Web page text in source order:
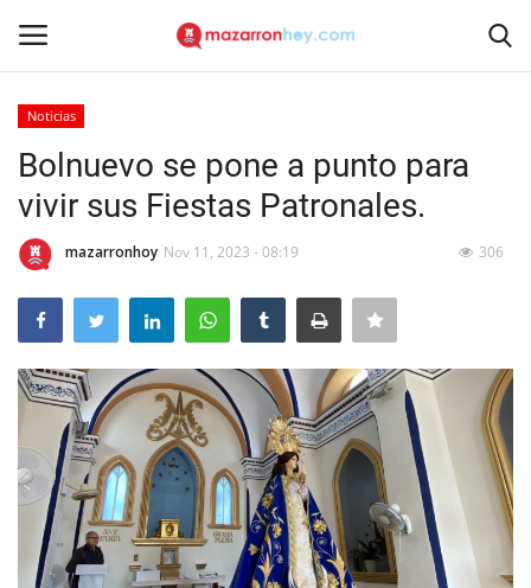
Inicio
Contacto
Noticias
Mazarrón Hoy
Entrevistas
Reportajes
Empresas
Noticias
Bolnuevo se pone a punto para
vivir sus Fiestas Patronales.
mazarronhoy Nov 11, 2023 - 08:19 306